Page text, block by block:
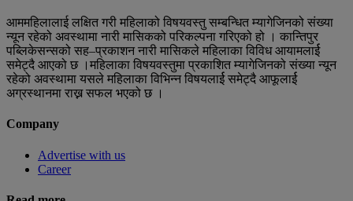
आममहिलालाई लक्षित गरी महिलाको विषयवस्तु सम्बन्धित म्यागेजिनको संख्या
न्यून रहेको अवस्थामा नारी मासिकको परिकल्पना गरिएको हो । कान्तिपुर
पब्लिकेसन्सको सह–प्रकाशन नारी मासिकले महिलाका विविध आयामलार्ई
समेट्दै आएको छ ।महिलाका विषयवस्तुमा प्रकाशित म्यागेजिनको संख्या न्यून
रहेको अवस्थामा यसले महिलाका विभिन्न विषयलार्ई समेट्दै आफूलार्ई
अग्रस्थानमा राख्न सफल भएको छ ।
Company
Advertise with us
Career